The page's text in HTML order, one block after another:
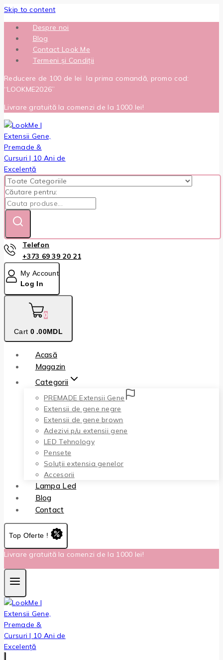
Skip to content
Despre noi
Blog
Contact Look Me
Termeni și Condiții
Reducere de 100 de lei la prima comandă, promo cod:
“LOOKME2026”
Livrare gratuită la comenzi de la 1000 lei!
Căutare pentru:
Telefon
+373 69 39 20 21
My Account
Log In
0
Cart 0 .00MDL
Acasă
Magazin
Categorii
PREMADE Extensii Gene
Extensii de gene negre
Extensii de gene brown
Adezivi p/u extensii gene
LED Tehnology
Pensete
Soluții extensia genelor
Accesorii
Lampa Led
Blog
Contact
Top Oferte !
Livrare gratuită la comenzi de la 1000 lei!